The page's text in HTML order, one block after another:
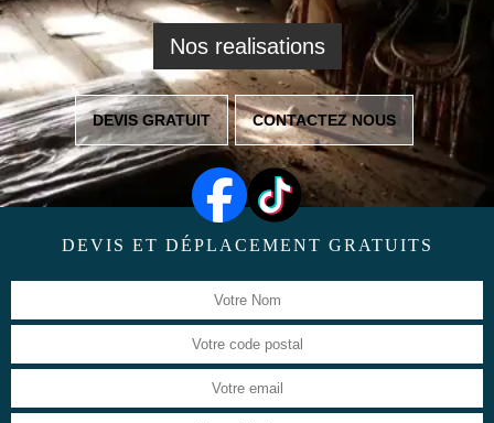
Nos realisations
DEVIS GRATUIT CONTACTEZ NOUS
DEVIS ET DÉPLACEMENT GRATUITS